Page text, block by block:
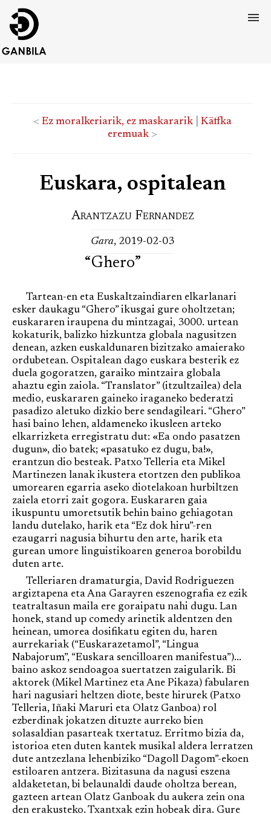
< Ez moralkeriarik, ez maskararik
Käffka
eremuak >
Euskara, ospitalean
Arantzazu Fernandez
Gara, 2019-02-03
“Ghero”
Tartean-en eta Euskaltzaindiaren elkarlanari
esker daukagu “Ghero” ikusgai gure oholtzetan;
euskararen iraupena du mintzagai, 3000. urtean
kokaturik, balizko hizkuntza globala nagusitzen
denean, azken euskaldunaren bizitzako amaierako
ordubetean. Ospitalean dago euskara besterik ez
duela gogoratzen, garaiko mintzaira globala
ahaztu egin zaiola. “Translator” (itzultzailea) dela
medio, euskararen gaineko iraganeko bederatzi
pasadizo aletuko dizkio bere sendagileari. “Ghero”
hasi baino lehen, aldameneko ikusleen arteko
elkarrizketa erregistratu dut: «Ea ondo pasatzen
dugun», dio batek; «pasatuko ez dugu, ba!»,
erantzun dio besteak. Patxo Telleria eta Mikel
Martinezen lanak ikustera etortzen den publikoa
umorearen egarria aseko diotelakoan hurbiltzen
zaiela etorri zait gogora. Euskararen gaia
ikuspuntu umoretsutik behin baino gehiagotan
landu dutelako, harik eta “Ez dok hiru”-ren
ezaugarri nagusia bihurtu den arte, harik eta
gurean umore linguistikoaren generoa borobildu
duten arte.
Telleriaren dramaturgia, David Rodriguezen
argiztapena eta Ana Garayren eszenografia ez ezik
teatraltasun maila ere goraipatu nahi dugu. Lan
honek, stand up comedy arinetik aldentzen den
heinean, umorea dosifikatu egiten du, haren
aurrekariak (“Euskarazetamol”, “Lingua
Nabajorum”, “Euskara sencilloaren manifestua”)...
baino askoz sendoagoa suertatzen zaigularik. Bi
aktorek (Mikel Martinez eta Ane Pikaza) fabularen
hari nagusiari heltzen diote, beste hirurek (Patxo
Telleria, Iñaki Maruri eta Olatz Ganboa) rol
ezberdinak jokatzen dituzte aurreko bien
solasaldian pasarteak txertatuz. Erritmo bizia da,
istorioa eten duten kantek musikal aldera lerratzen
dute antzezlana lehenbiziko “Dagoll Dagom”-ekoen
estiloaren antzera. Bizitasuna da nagusi eszena
aldaketetan, bi belaunaldi daude oholtza berean,
gazteen artean Olatz Ganboak du aukera zein ona
den erakusteko. Txantxak ezin hobeak dira. Gure